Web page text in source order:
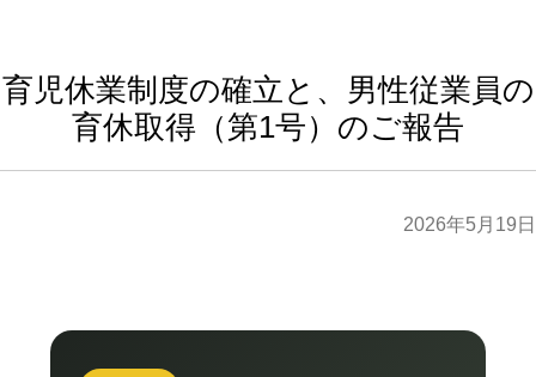
育児休業制度の確立と、男性従業員の
育休取得（第1号）のご報告
2026年5月19日